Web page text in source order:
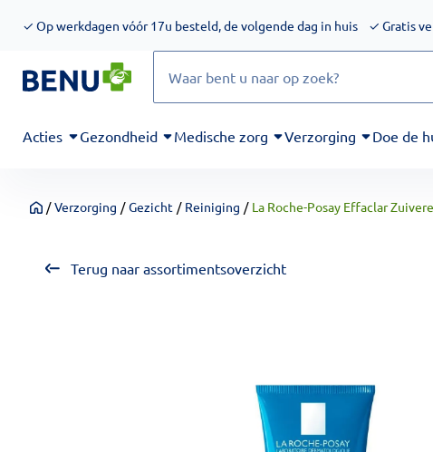
✓ Op werkdagen vóór 17u besteld, de volgende dag in huis ✓ Gratis
Acties Gezondheid Medische zorg Verzorging Doe de
Home
/ Verzorging / Gezicht / Reiniging / La Roche-Posay Effaclar
Terug naar assortimentsoverzicht